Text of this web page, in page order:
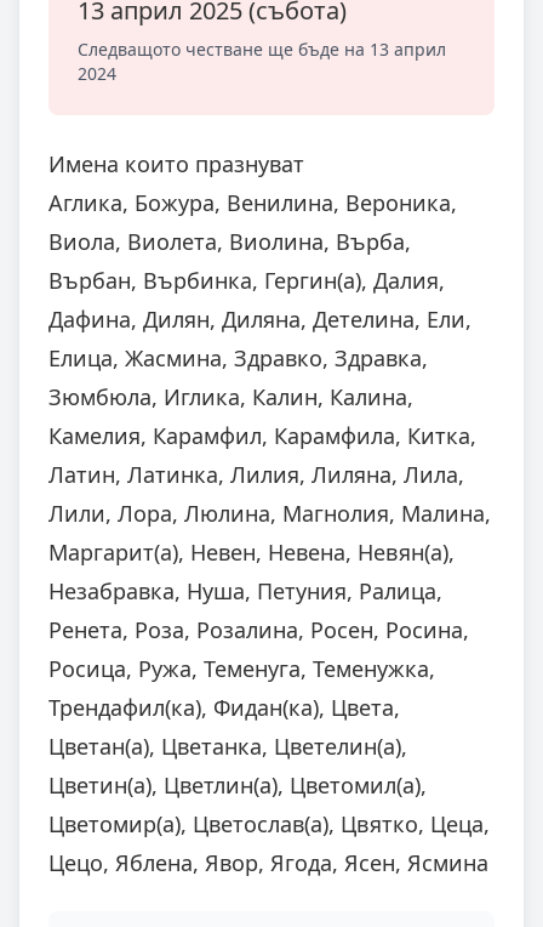
13 април 2025 (събота)
Следващото честване ще бъде на 13 април
2024
Имена които празнуват
Аглика, Божура, Венилина, Вероника,
Виола, Виолета, Виолина, Върба,
Върбан, Върбинка, Гергин(а), Далия,
Дафина, Дилян, Диляна, Детелина, Ели,
Елица, Жасмина, Здравко, Здравка,
Зюмбюла, Иглика, Калин, Калина,
Камелия, Карамфил, Карамфила, Китка,
Латин, Латинка, Лилия, Лиляна, Лила,
Лили, Лора, Люлина, Магнолия, Малина,
Маргарит(а), Невен, Невена, Невян(а),
Незабравка, Нуша, Петуния, Ралица,
Ренета, Роза, Розалина, Росен, Росина,
Росица, Ружа, Теменуга, Теменужка,
Трендафил(ка), Фидан(ка), Цвета,
Цветан(а), Цветанка, Цветелин(а),
Цветин(а), Цветлин(а), Цветомил(а),
Цветомир(а), Цветослав(а), Цвятко, Цеца,
Цецо, Яблена, Явор, Ягода, Ясен, Ясмина